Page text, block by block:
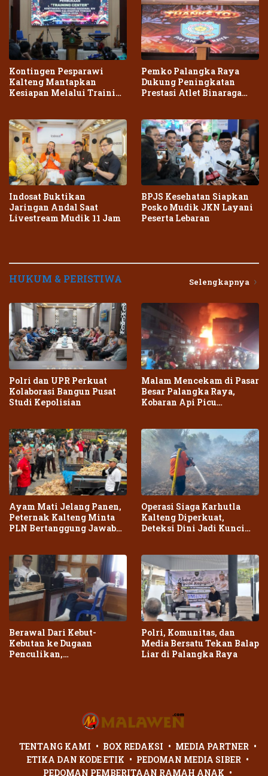
Kontingen Pesparawi
Kalteng Mantapkan
Kesiapan Melalui Training
Pemko Palangka Raya
Dukung Peningkatan
Prestasi Atlet Binaraga
Indosat Buktikan
Jaringan Andal Saat
Livestream Mudik 11 Jam
BPJS Kesehatan Siapkan
Posko Mudik JKN Layani
Peserta Lebaran
HUKUM & PERISTIWA Selengkapnya
Polri dan UPR Perkuat
Kolaborasi Bangun Pusat
Studi Kepolisian
Malam Mencekam di Pasar
Besar Palangka Raya,
Kobaran Api Picu
Ayam Mati Jelang Panen,
Peternak Kalteng Minta
PLN Bertanggung Jawab
Operasi Siaga Karhutla
Kalteng Diperkuat,
Deteksi Dini Jadi Kunci
Berawal Dari Kebut-
Kebutan ke Dugaan
Penculikan,
Polri, Komunitas, dan
Media Bersatu Tekan Balap
Liar di Palangka Raya
TENTANG KAMI BOX REDAKSI
MEDIA PARTNER
ETIKA DAN KODE ETIK
PEDOMAN MEDIA SIBER
PEDOMAN PEMBERITAAN RAMAH ANAK